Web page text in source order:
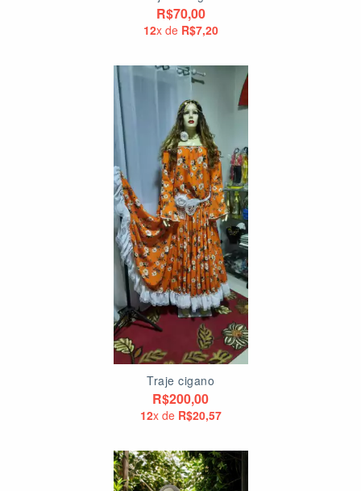
R$70,00
12x de R$7,20
Traje cigano
R$200,00
12x de R$20,57